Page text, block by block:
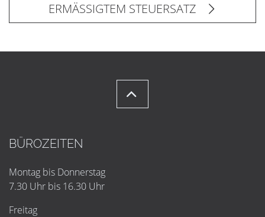
ERMÄSSIGTEM STEUERSATZ
BÜROZEITEN
Montag bis Donnerstag
7.30 Uhr bis 16.30 Uhr
Freitag